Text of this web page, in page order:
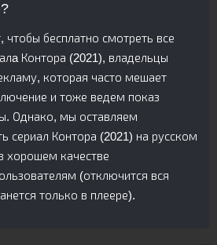
чтобы бесплатно смотреть все
Контора (2021), владельцы
которая часто мешает
и тоже ведем показ
Однако, мы оставляем
сериал Контора (2021) на русском
хорошем качестве
(отключится вся
только в плеере).